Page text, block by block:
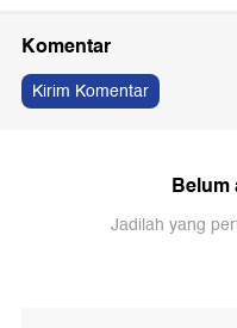
Komentar
Kirim Komentar
Belum
Jadilah yang